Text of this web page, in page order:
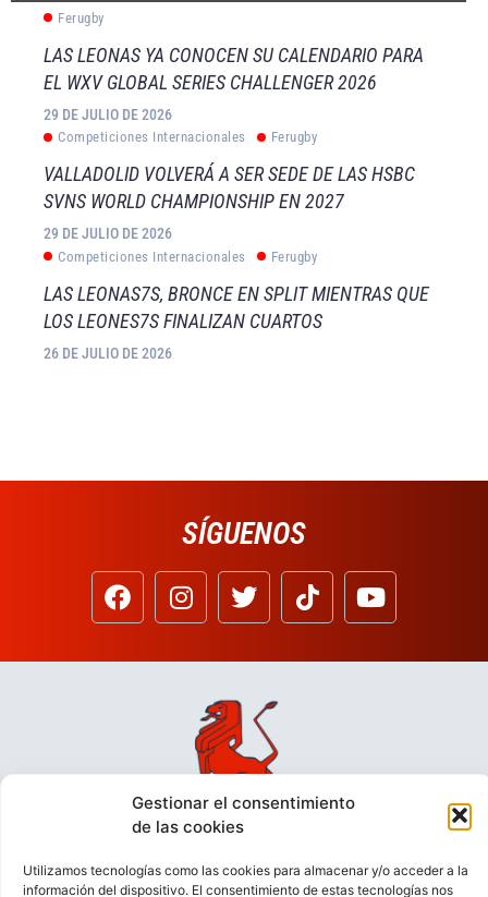
Gestionar el consentimiento
de las cookies
Utilizamos tecnologías como las cookies para almacenar y/o acceder a la
información del dispositivo. El consentimiento de estas tecnologías nos
Ferugby
LAS LEONAS YA CONOCEN SU CALENDARIO PARA
EL WXV GLOBAL SERIES CHALLENGER 2026
29 DE JULIO DE 2026
Competiciones Internacionales Ferugby
VALLADOLID VOLVERÁ A SER SEDE DE LAS HSBC
SVNS WORLD CHAMPIONSHIP EN 2027
29 DE JULIO DE 2026
Competiciones Internacionales Ferugby
LAS LEONAS7S, BRONCE EN SPLIT MIENTRAS QUE
LOS LEONES7S FINALIZAN CUARTOS
26 DE JULIO DE 2026
SÍGUENOS